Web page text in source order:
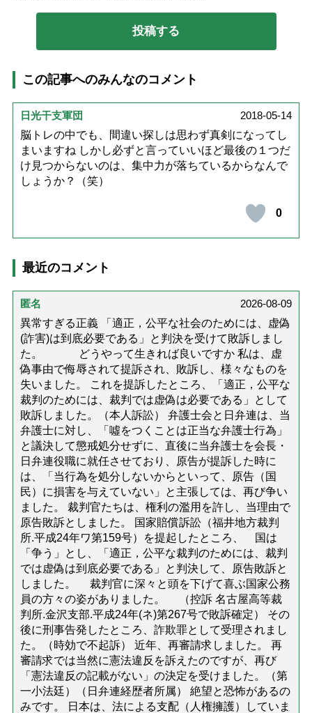
この記事へのみんなのコメント
日光干支軍団
2018-05-14
脳トレの中でも、間違い探しは思わず真剣になってし
まいますね しかし必ずと言っていいほど最後の１つだ
け見つからないのは、集中力が落ちているからなんで
しょうか？（笑）
0
最近のコメント
匿名
2026-08-09
異常すぎる正義 「適正，公平な社会のためには、虚偽
(詐害)は到底必要である」と判決を受けて敗訴しまし
た。 どうやって生きれば良いですか 私は、虚
偽事由で侮辱されて提訴され、敗訴し、様々なものを
失いました。 これを提訴したところ、「適正，公平な
裁判のためには、裁判では虚偽は必要である」として
敗訴しました。（本人訴訟） 弁護士会と日弁連は、当
弁護士に対し、「噓をつくことは正当な弁護士行為」
と議決して懲戒処分せずに、直後に当弁護士を会長・
日弁連役職に就任させており、原告が提訴した時に
は、「当行為を処分しないからといって、原告（国
民）に損害を与えていない」と主張しては、再び争い
ました。 裁判官たちは、権利の濫用を許し、当理由で
原告敗訴としました。 国家賠償訴訟（福井地方裁判
所.平成24年ワ第159号）を提起したところ、 国は
「争う」とし、「適正，公平な裁判のためには、裁判
では虚偽は到底必要である」と判決して、原告敗訴と
しました。 裁判官に深々と頭を下げて喜ぶ国家公務
員の方々の姿がありました。 （控訴 名古屋高等裁
判所.金沢支部.平成24年(ネ)第267号で敗訴確定） その
後に刑事告発したところ、詐欺罪として受理されまし
た。（時効で不起訴） 近年、再審請求しました。 再
審請求では当然に憲法違反を訴えたのですが、再び
「憲法違反の記載がない」の決定を受けました。（第
一小法廷）（日弁連経歴者所属） 絶望と恐怖があるの
みです。 日本は、法による支配（人権擁護）していま